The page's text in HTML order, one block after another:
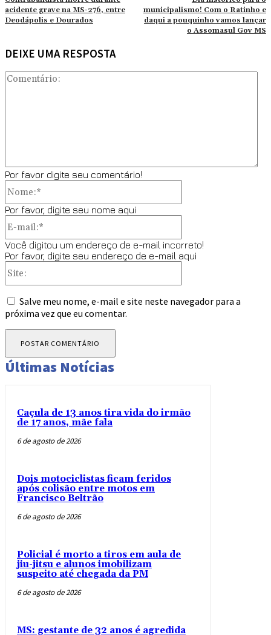
acidente grave na MS-276, entre
Deodápolis e Dourados
municipalismo! Com o Ratinho e
daqui a pouquinho vamos lançar
o Assomasul Gov MS
DEIXE UMA RESPOSTA
Por favor digite seu comentário!
Por favor, digite seu nome aqui
Você digitou um endereço de e-mail incorreto!
Por favor, digite seu endereço de e-mail aqui
Salve meu nome, e-mail e site neste navegador para a
próxima vez que eu comentar.
Últimas Notícias
Caçula de 13 anos tira vida do irmão
de 17 anos, mãe fala
6 de agosto de 2026
Dois motociclistas ficam feridos
após colisão entre motos em
Francisco Beltrão
6 de agosto de 2026
Policial é morto a tiros em aula de
jiu-jitsu e alunos imobilizam
suspeito até chegada da PM
6 de agosto de 2026
MS: gestante de 32 anos é agredida